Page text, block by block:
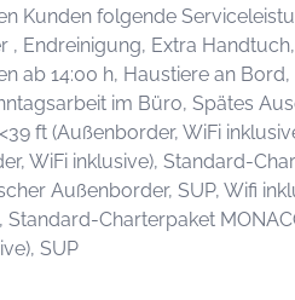
Kunden folgende
, Endreinigung, Extra
ab 14:00 h, Haustiere an
im Büro, Spätes
ft (Außenborder, WiFi
WiFi inklusive), Standard-
Außenborder, SUP, Wifi
Charterpaket
SUP